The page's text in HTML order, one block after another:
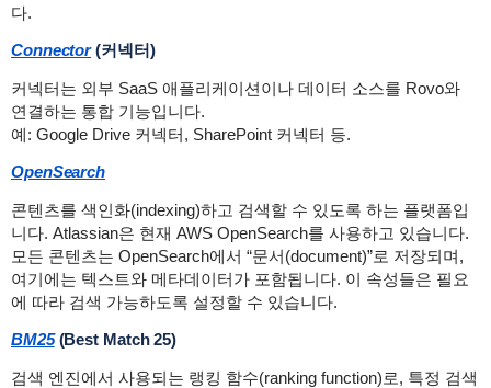
다.
Connector(커넥터)
커넥터는 외부 SaaS 애플리케이션이나 데이터 소스를 Rovo와
연결하는 통합 기능입니다.
예: Google Drive 커넥터, SharePoint 커넥터 등.
OpenSearch
콘텐츠를 색인화(indexing)하고 검색할 수 있도록 하는 플랫폼입
니다. Atlassian은 현재 AWS OpenSearch를 사용하고 있습니다.
모든 콘텐츠는 OpenSearch에서 “문서(document)”로 저장되며,
여기에는 텍스트와 메타데이터가 포함됩니다. 이 속성들은 필요
에 따라 검색 가능하도록 설정할 수 있습니다.
BM25(Best Match 25)
검색 엔진에서 사용되는 랭킹 함수(ranking function)로, 특정 검색